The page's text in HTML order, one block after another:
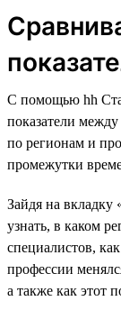
С помощью hh
показатели
по регионам и
промежутки
Зайдя на вкладку
узнать, в каком
специалистов,
профессии
а также как этот